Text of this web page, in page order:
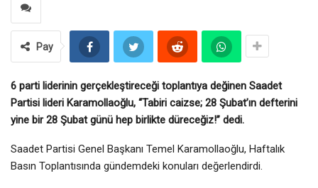
Pay
6 parti liderinin gerçekleştireceği toplantıya değinen Saadet
Partisi lideri Karamollaoğlu, “Tabiri caizse; 28 Şubat’ın defterini
yine bir 28 Şubat günü hep birlikte düreceğiz!” dedi.
Saadet Partisi Genel Başkanı Temel Karamollaoğlu, Haftalık
Basın Toplantısında gündemdeki konuları değerlendirdi.